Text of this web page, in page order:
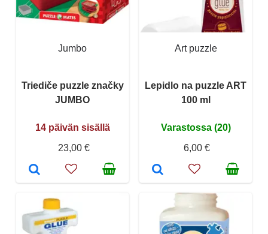
Jumbo
Triediče puzzle značky
JUMBO
14 päivän sisällä
23,00 €
Art puzzle
Lepidlo na puzzle ART
100 ml
Varastossa (20)
6,00 €